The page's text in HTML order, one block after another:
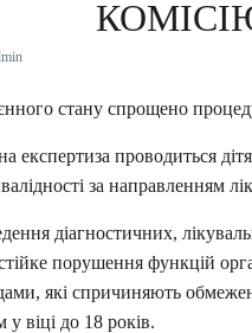
стану спрощено
експертиза проводиться
за направленням
діагностичних,
порушення функцій
які спричиняють
у віці до 18 років.